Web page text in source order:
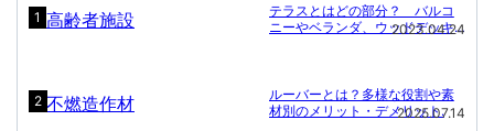
1
テラスとはどの部分？ バルコ
ニーやベランダ、ウッドデッキ
2023.04.24
2
ルーバーとは？多様な役割や素
材別のメリット・デメリット.
2025.07.14